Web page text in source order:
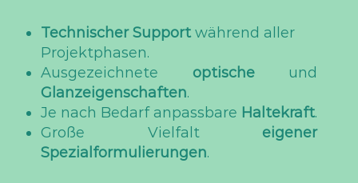
Technischer Supportwährend aller
Projektphasen.
Ausgezeichnete optische und
Glanzeigenschaften.
Je nach Bedarf anpassbare Haltekraft.
Große Vielfalteigener
Spezialformulierungen.